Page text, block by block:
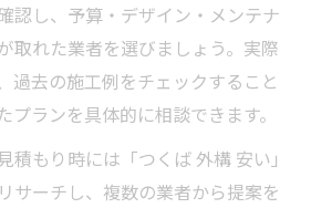
認し、予算・デザイン・メンテナ
取れた業者を選びましょう。実際
過去の施工例をチェックすること
プランを具体的に相談できます。
積もり時には「つくば 外構 安い」
サーチし、複数の業者から提案を